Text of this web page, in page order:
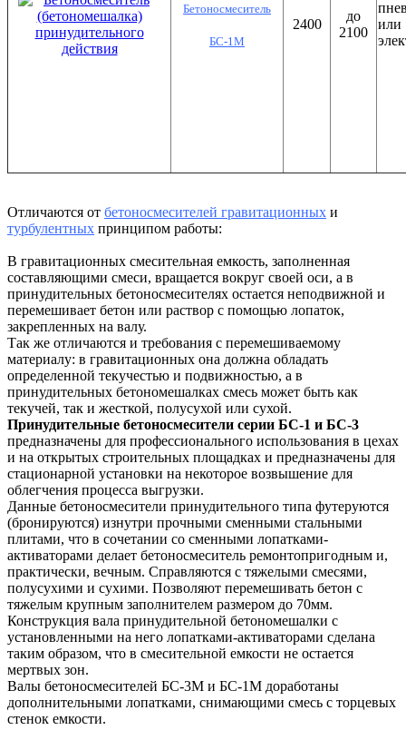
Бетоносмеситель
БС-1М
2400
до
2100
или
Отличаются от бетоносмесителей гравитационных и
турбулентных принципом работы:
В гравитационных смесительная емкость, заполненная
составляющими смеси, вращается вокруг своей оси, а в
принудительных бетоносмесителях остается неподвижной и
перемешивает бетон или раствор с помощью лопаток,
закрепленных на валу.
Так же отличаются и требования с перемешиваемому
материалу: в гравитационных она должна обладать
определенной текучестью и подвижностью, а в
принудительных бетономешалках смесь может быть как
текучей, так и жесткой, полусухой или сухой.
Принудительные бетоносмесители серии БС-1 и БС-3
предназначены для профессионального использования в цехах
и на открытых строительных площадках и предназначены для
стационарной установки на некоторое возвышение для
облегчения процесса выгрузки.
Данные бетоносмесители принудительного типа футеруются
(бронируются) изнутри прочными сменными стальными
плитами, что в сочетании со сменными лопатками-
активаторами делает бетоносмеситель ремонтопригодным и,
практически, вечным. Справляются с тяжелыми смесями,
полусухими и сухими. Позволяют перемешивать бетон с
тяжелым крупным заполнителем размером до 70мм.
Конструкция вала принудительной бетономешалки с
установленными на него лопатками-активаторами сделана
таким образом, что в смесительной емкости не остается
мертвых зон.
Валы бетоносмесителей БС-3М и БС-1М доработаны
дополнительными лопатками, снимающими смесь с торцевых
стенок емкости.